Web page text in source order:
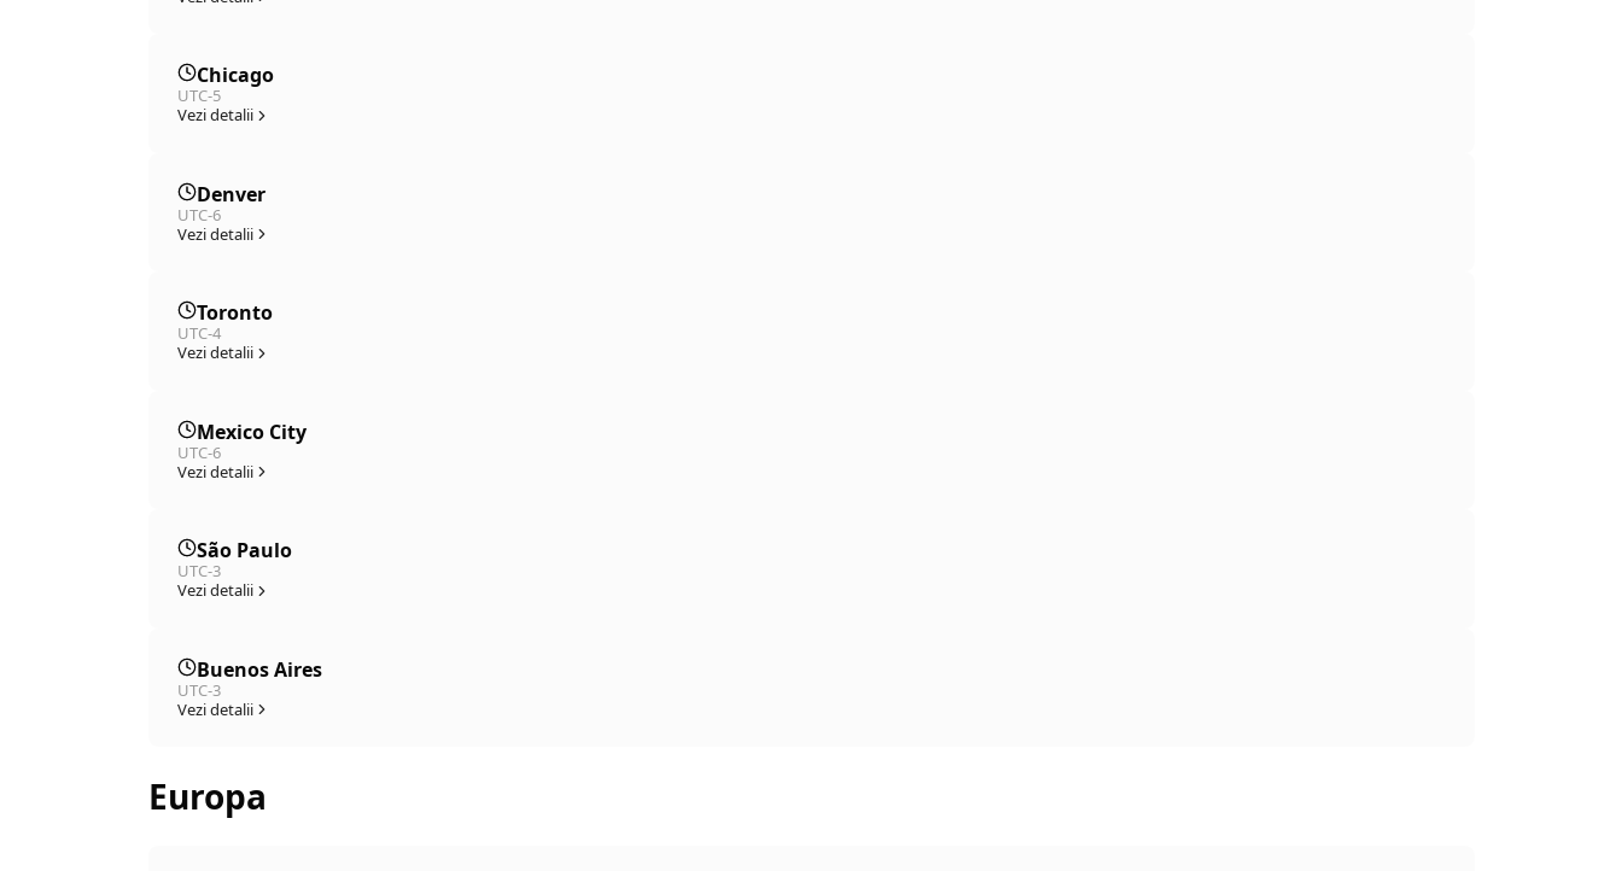
Chicago
UTC-5
Vezi detalii
Denver
UTC-6
Vezi detalii
Toronto
UTC-4
Vezi detalii
Mexico City
UTC-6
Vezi detalii
São Paulo
UTC-3
Vezi detalii
Buenos Aires
UTC-3
Vezi detalii
Europa